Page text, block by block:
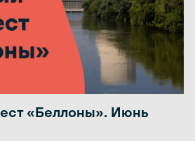
«Беллоны». Июнь